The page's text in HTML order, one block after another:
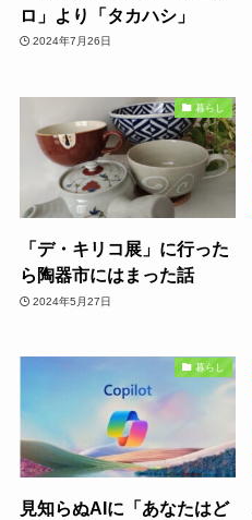
ロ」より「タカハシ」
2024年7月26日
暮らし
「デ・キリコ展」に行った
ら陶器市にはまった話
2024年5月27日
暮らし
見知らぬAIに「あなたはど